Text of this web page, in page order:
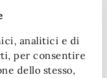
analitici e di
per consentire
dello stesso,